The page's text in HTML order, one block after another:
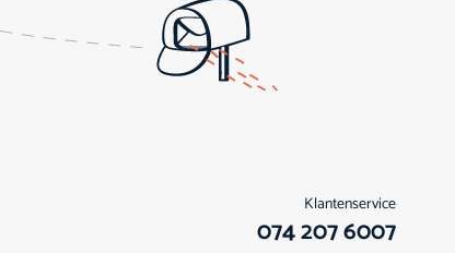
Klantenservice
074 207 6007